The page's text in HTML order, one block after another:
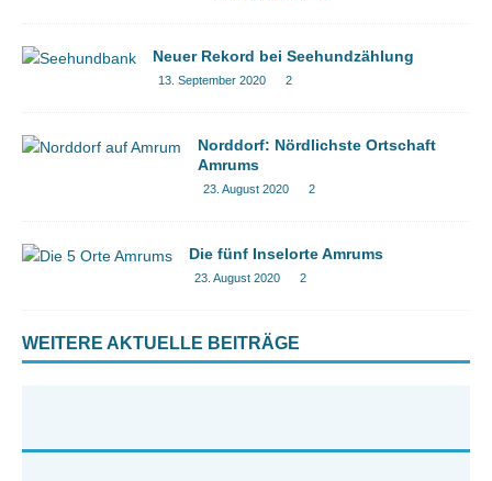
Neuer Rekord bei Seehundzählung
13. September 2020 2
Norddorf: Nördlichste Ortschaft
Amrums
23. August 2020 2
Die fünf Inselorte Amrums
23. August 2020 2
WEITERE AKTUELLE BEITRÄGE